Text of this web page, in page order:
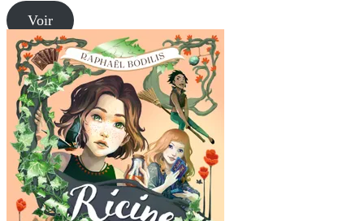
Voir